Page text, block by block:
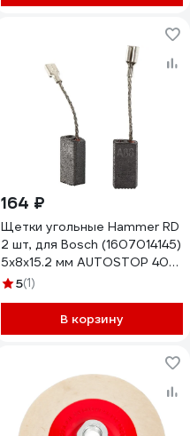
164 ₽
Щетки угольные Hammer RD
2 шт, для Bosch (1607014145)
5x8х15.2 мм AUTOSTOP 404-
319 92094
5(1)
В корзину